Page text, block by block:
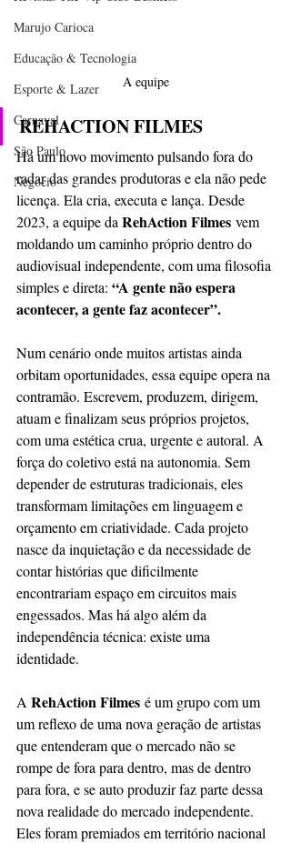
Marujo Carioca
Educação & Tecnologia
Esporte & Lazer
Carnaval
São Paulo
Negocio
A equipe
REHACTION FILMES
Há um novo movimento pulsando fora do
radar das grandes produtoras e ela não pede
licença. Ela cria, executa e lança. Desde
2023, a equipe da RehAction Filmes vem
moldando um caminho próprio dentro do
audiovisual independente, com uma filosofia
simples e direta: “A gente não espera
acontecer, a gente faz acontecer”.
Num cenário onde muitos artistas ainda
orbitam oportunidades, essa equipe opera na
contramão. Escrevem, produzem, dirigem,
atuam e finalizam seus próprios projetos,
com uma estética crua, urgente e autoral. A
força do coletivo está na autonomia. Sem
depender de estruturas tradicionais, eles
transformam limitações em linguagem e
orçamento em criatividade. Cada projeto
nasce da inquietação e da necessidade de
contar histórias que dificilmente
encontrariam espaço em circuitos mais
engessados. Mas há algo além da
independência técnica: existe uma
identidade.
A RehAction Filmes é um grupo com um
um reflexo de uma nova geração de artistas
que entenderam que o mercado não se
rompe de fora para dentro, mas de dentro
para fora, e se auto produzir faz parte dessa
nova realidade do mercado independente.
Eles foram premiados em território nacional